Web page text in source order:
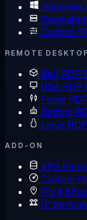
Windows
Custom
REMOTE
Beli RDP
USA RDP
Forex
Botting
Linux RDP
ADD-ON
VPS
Custom
IPv4
IP